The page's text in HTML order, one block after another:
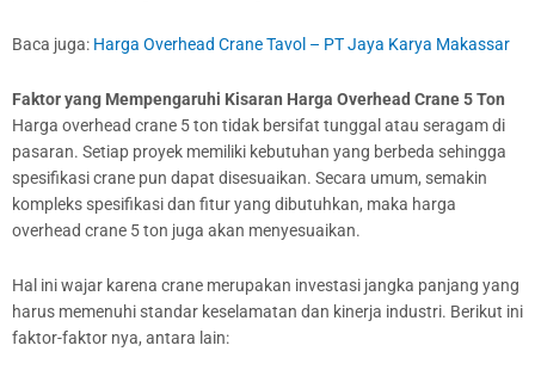
Baca juga: Harga Overhead Crane Tavol – PT Jaya Karya Makassar
Faktor yang Mempengaruhi Kisaran Harga Overhead Crane 5 Ton
Harga overhead crane 5 ton tidak bersifat tunggal atau seragam di
pasaran. Setiap proyek memiliki kebutuhan yang berbeda sehingga
spesifikasi crane pun dapat disesuaikan. Secara umum, semakin
kompleks spesifikasi dan fitur yang dibutuhkan, maka harga
overhead crane 5 ton juga akan menyesuaikan.
Hal ini wajar karena crane merupakan investasi jangka panjang yang
harus memenuhi standar keselamatan dan kinerja industri. Berikut ini
faktor-faktor nya, antara lain: